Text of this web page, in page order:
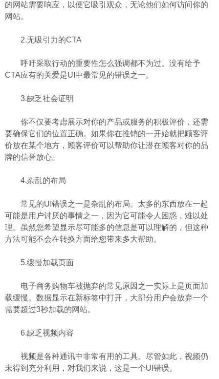
的网站需要响应，以便它吸引观众，无论他们如何访问你的
网站。
2.无吸引力的CTA
呼吁采取行动的重要性怎么强调都不为过。没有给予
CTA应有的关爱是UI中最常见的错误之一。
3.缺乏社会证明
你不仅要考虑展示对你的产品或服务的积极评价，还需
要确保它们的位置正确。如果你在推销的一开始就把顾客评
价放在某个地方，顾客评价可以帮助你让潜在顾客对你的品
牌的信誉放心。
4.杂乱的布局
常见的UI错误之一是杂乱的布局。太多的东西放在一起
可能是用户讨厌的事情之一，因为它可能令人困惑，难以处
理。虽然您希望显示尽可能多的信息是可以理解的，但这种
方法可能不会在转换方面给您带来多大帮助。
5.缓慢加载页面
电子商务购物车被抛弃的常见原因之一实际上是页面加
载缓慢。数据显示在新标签中打开，大部分用户会放弃一个
需要超过3秒加载的网站。
6.缺乏视频内容
视频是各种通讯中非常有用的工具。尽管如此，视频仍
未得到充分利用，对我们来说，这是一个UI错误。